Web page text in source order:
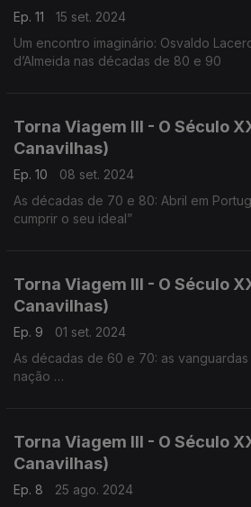
Ep. 11
15 set. 2024
Um encontro imaginário: Osvaldo
d’Almeida nas décadas de 80 e 90
Torna Viagem III - O Século
Canavilhas)
Ep. 10
08 set. 2024
As décadas de 70 e 80: Abril em
cumprir o seu ideal”
Torna Viagem III - O Século
Canavilhas)
Ep. 9
01 set. 2024
As décadas de 60 e 70: as
nação
Torna Viagem III - O Século
Canavilhas)
Ep. 8
25 ago. 2024